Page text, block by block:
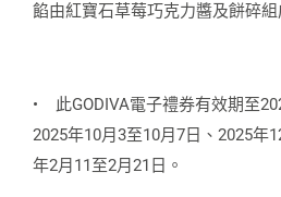
餡由紅寶石草莓巧克力醬及餅碎組
•
此GODIVA電子禮券有效期至
2025年10月3至10月7日、2025年
年2月11至2月21日。